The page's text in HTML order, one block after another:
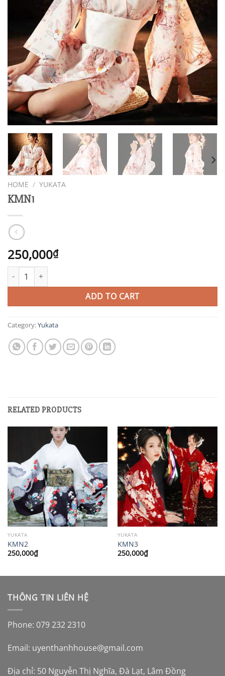
HOME / YUKATA
KMN1
250,000₫
KMN1 quantity
ADD TO CART
Category:Yukata
RELATED PRODUCTS
YUKATA
KMN2
250,000₫
YUKATA
KMN3
250,000₫
THÔNG TIN LIÊN HỆ
Phone: 079 232 2310
Email: uyenthanhhouse@gmail.com
Địa chỉ: 50 Nguyễn Thị Nghĩa, Đà Lạt, Lâm Đồng